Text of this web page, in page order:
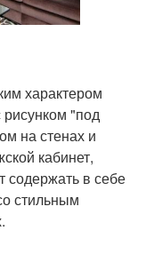
характером
рисунком "под
на стенах и
кабинет,
в себе
стильным